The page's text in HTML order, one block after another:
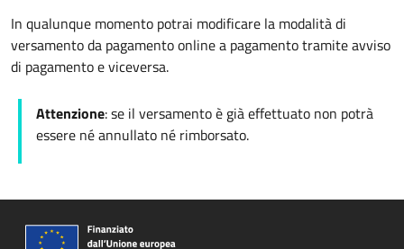
In qualunque momento potrai modificare la modalità di
versamento da pagamento online a pagamento tramite avviso
di pagamento e viceversa.
Attenzione: se il versamento è già effettuato non potrà
essere né annullato né rimborsato.